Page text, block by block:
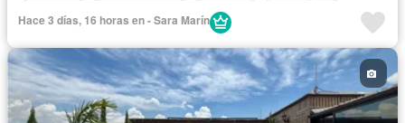
Ascensor
Seguridad privada
Hace 3 días, 16 horas en - Sara Marín